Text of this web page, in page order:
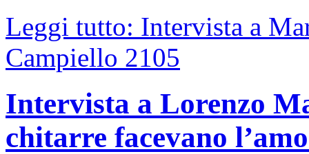
Leggi tutto: Intervista a
Campiello 2105
Intervista a Lorenzo
chitarre facevano